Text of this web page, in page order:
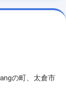
の町、太倉市